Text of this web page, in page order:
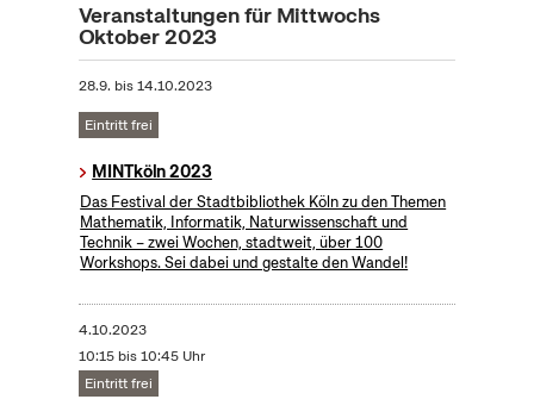
Veranstaltungen für Mittwochs
Oktober 2023
28.9. bis14.10.2023
Eintritt frei
MINTköln 2023
Das Festival der Stadtbibliothek Köln zu den Themen
Mathematik, Informatik, Naturwissenschaft und
Technik – zwei Wochen, stadtweit, über 100
Workshops. Sei dabei und gestalte den Wandel!
4.10.2023
10:15 bis 10:45 Uhr
Eintritt frei